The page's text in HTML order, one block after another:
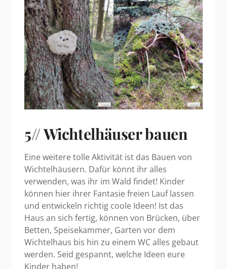
5// Wichtelhäuser bauen
Eine weitere tolle Aktivität ist das Bauen von
Wichtelhäusern. Dafür könnt ihr alles
verwenden, was ihr im Wald findet! Kinder
können hier ihrer Fantasie freien Lauf lassen
und entwickeln richtig coole Ideen! Ist das
Haus an sich fertig, können von Brücken, über
Betten, Speisekammer, Garten vor dem
Wichtelhaus bis hin zu einem WC alles gebaut
werden. Seid gespannt, welche Ideen eure
Kinder haben!